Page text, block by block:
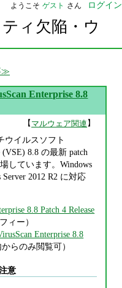
ようこそ ゲスト さん ログイン
ィ欠陥・ウ
Enterprise 8.8
【マルウェア関連】
ウイルスソフト
(VSE) 8.8 の最新 patch
しています。Windows
2012 R2 に対応
8.8 Patch 4 Release
ィー）
Enterprise 8.8
からのみ閲覧可）
意